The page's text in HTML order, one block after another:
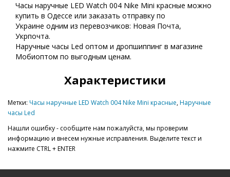
Часы наручные LED Watch 004 Nike Mini красные можно
купить в Одессе или заказать отправку по
Украине одним из перевозчиков: Новая Почта,
Укрпочта.
Наручные часы Led оптом и дропшиппинг в магазине
Мобиоптом по выгодным ценам.
Характеристики
Метки: Часы наручные LED Watch 004 Nike Mini красные,Наручные
часы Led
Нашли ошибку - сообщите нам пожалуйста, мы проверим
информацию и внесем нужные исправления. Выделите текст и
нажмите CTRL + ENTER